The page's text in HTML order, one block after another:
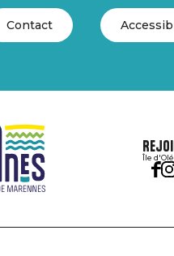
Contact
Île